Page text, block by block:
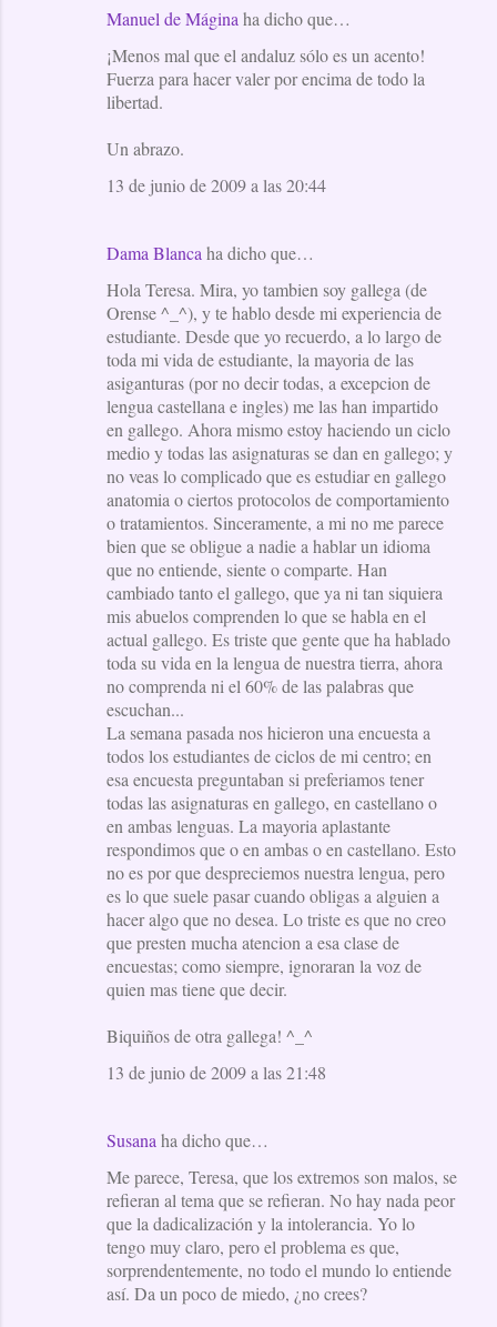
Manuel de Mágina ha dicho que…
¡Menos mal que el andaluz sólo es un acento!
Fuerza para hacer valer por encima de todo la
libertad.
Un abrazo.
13 de junio de 2009 a las 20:44
Dama Blanca ha dicho que…
Hola Teresa. Mira, yo tambien soy gallega (de
Orense ^_^), y te hablo desde mi experiencia de
estudiante. Desde que yo recuerdo, a lo largo de
toda mi vida de estudiante, la mayoria de las
asiganturas (por no decir todas, a excepcion de
lengua castellana e ingles) me las han impartido
en gallego. Ahora mismo estoy haciendo un ciclo
medio y todas las asignaturas se dan en gallego; y
no veas lo complicado que es estudiar en gallego
anatomia o ciertos protocolos de comportamiento
o tratamientos. Sinceramente, a mi no me parece
bien que se obligue a nadie a hablar un idioma
que no entiende, siente o comparte. Han
cambiado tanto el gallego, que ya ni tan siquiera
mis abuelos comprenden lo que se habla en el
actual gallego. Es triste que gente que ha hablado
toda su vida en la lengua de nuestra tierra, ahora
no comprenda ni el 60% de las palabras que
escuchan...
La semana pasada nos hicieron una encuesta a
todos los estudiantes de ciclos de mi centro; en
esa encuesta preguntaban si preferiamos tener
todas las asignaturas en gallego, en castellano o
en ambas lenguas. La mayoria aplastante
respondimos que o en ambas o en castellano. Esto
no es por que despreciemos nuestra lengua, pero
es lo que suele pasar cuando obligas a alguien a
hacer algo que no desea. Lo triste es que no creo
que presten mucha atencion a esa clase de
encuestas; como siempre, ignoraran la voz de
quien mas tiene que decir.
Biquiños de otra gallega! ^_^
13 de junio de 2009 a las 21:48
Susana ha dicho que…
Me parece, Teresa, que los extremos son malos, se
refieran al tema que se refieran. No hay nada peor
que la dadicalización y la intolerancia. Yo lo
tengo muy claro, pero el problema es que,
sorprendentemente, no todo el mundo lo entiende
así. Da un poco de miedo, ¿no crees?